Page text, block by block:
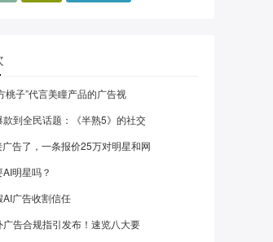
桃子”代言美瞳产品的广告视
款到全民话题：《半熟5》的社交
告了，一条报价25万对明星和网
明星吗？
AI广告收割信任
广告合规指引发布！速览八大要